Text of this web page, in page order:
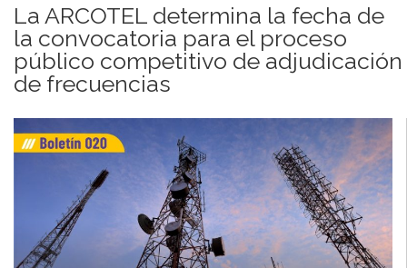
La ARCOTEL determina la fecha de
la convocatoria para el proceso
público competitivo de adjudicación
de frecuencias